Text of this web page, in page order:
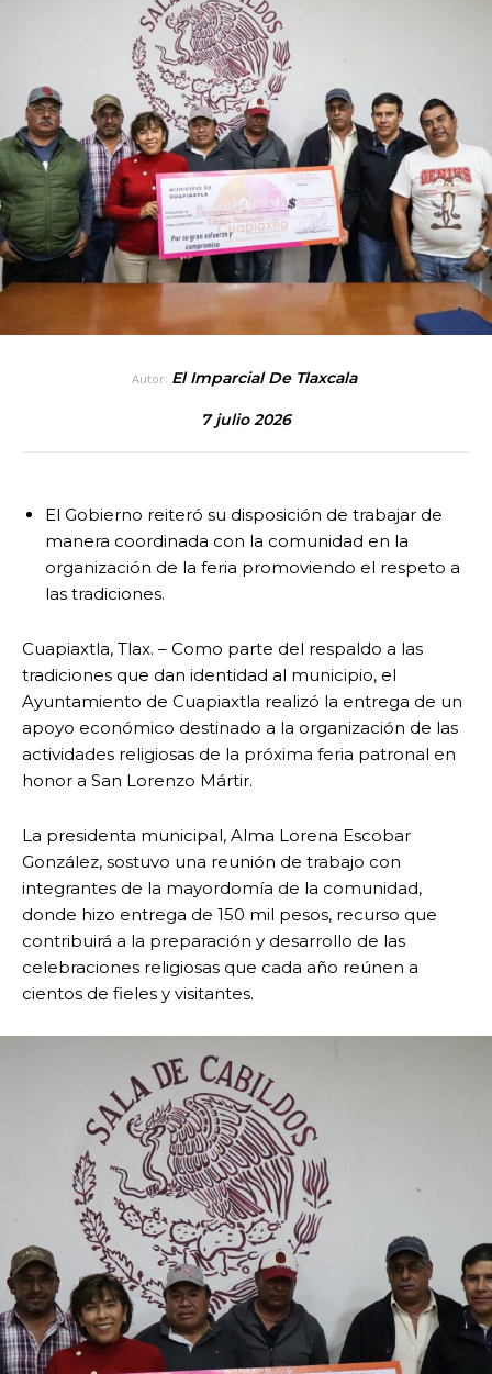
Autor: El Imparcial De Tlaxcala
7 julio 2026
El Gobierno reiteró su disposición de trabajar de
manera coordinada con la comunidad en la
organización de la feria promoviendo el respeto a
las tradiciones.
Cuapiaxtla, Tlax. – Como parte del respaldo a las
tradiciones que dan identidad al municipio, el
Ayuntamiento de Cuapiaxtla realizó la entrega de un
apoyo económico destinado a la organización de las
actividades religiosas de la próxima feria patronal en
honor a San Lorenzo Mártir.
La presidenta municipal, Alma Lorena Escobar
González, sostuvo una reunión de trabajo con
integrantes de la mayordomía de la comunidad,
donde hizo entrega de 150 mil pesos, recurso que
contribuirá a la preparación y desarrollo de las
celebraciones religiosas que cada año reúnen a
cientos de fieles y visitantes.